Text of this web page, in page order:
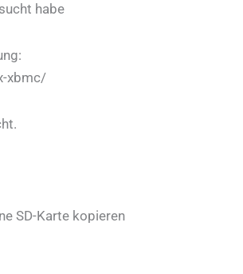
habe
xbmc/
SD-Karte kopieren